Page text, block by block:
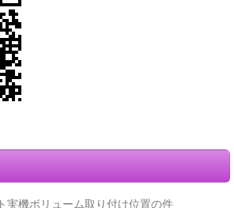
実機ボリューム取り付け位置の件